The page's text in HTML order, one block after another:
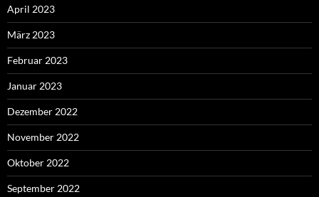
April 2023
März 2023
Februar 2023
Januar 2023
Dezember 2022
November 2022
Oktober 2022
September 2022